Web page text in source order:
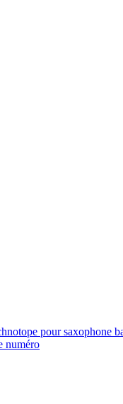
pour saxophone
numéro